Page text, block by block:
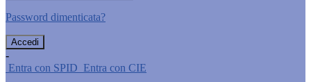
Password dimenticata?
-
Entra con SPID Entra con CIE